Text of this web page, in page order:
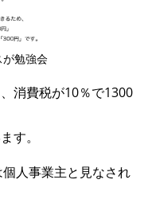
勉強会
消費税が10％で1300
す。
人事業主と見なされ